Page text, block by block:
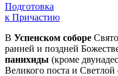
Подготовка
к Причастию
В Успенском соборе
ранней и поздней
панихиды (кроме
Великого поста и